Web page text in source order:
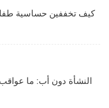
كيف تخففين حساسية
النشأة دون أب: ما